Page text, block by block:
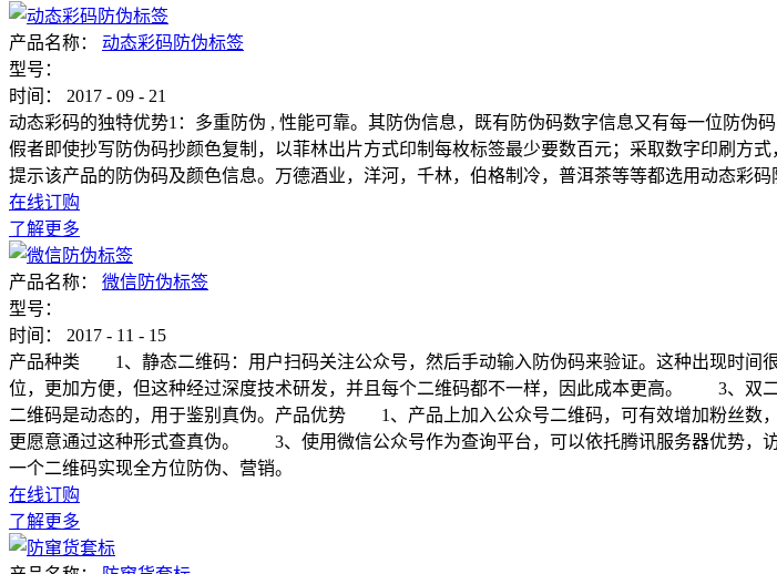
产品名称：
动态彩码防伪标签
型号：
时间：
2017 - 09 - 21
动态彩码的独特优势1：多重防伪 , 性能可靠。其防伪信息，既有防伪码数字信息又有每一位防
假者即使抄写防伪码抄颜色复制，以菲林出片方式印制每枚标签最少要数百元；采取数字印刷方
提示该产品的防伪码及颜色信息。万德酒业，洋河，千林，伯格制冷，普洱茶等等都选用动态彩码
在线订购
了解更多
产品名称：
微信防伪标签
型号：
时间：
2017 - 11 - 15
产品种类 1、静态二维码：用户扫码关注公众号，然后手动输入防伪码来验证。这种出现时
位，更加方便，但这种经过深度技术研发，并且每个二维码都不一样，因此成本更高。 3、双
二维码是动态的，用于鉴别真伪。产品优势 1、产品上加入公众号二维码，可有效增加粉丝
更愿意通过这种形式查真伪。 3、使用微信公众号作为查询平台，可以依托腾讯服务器优势
一个二维码实现全方位防伪、营销。
在线订购
了解更多